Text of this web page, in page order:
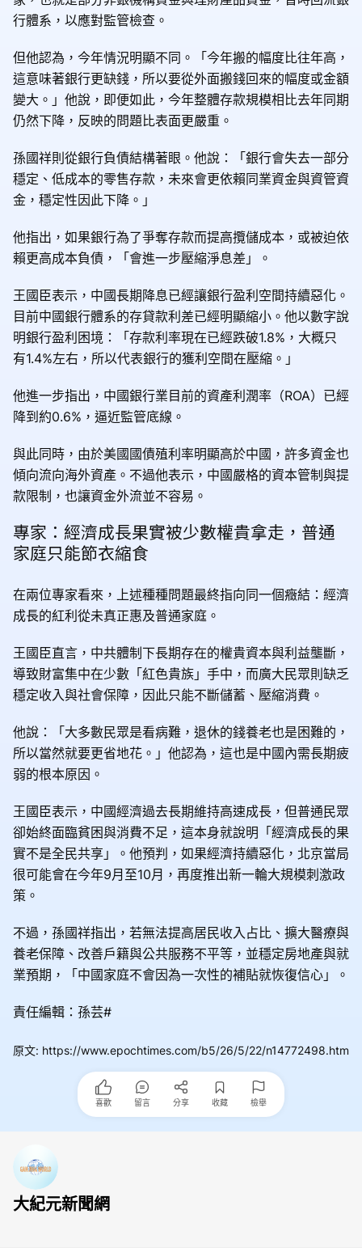
行體系，以應對監管檢查。
但他認為，今年情況明顯不同。「今年搬的幅度比往年高，
這意味著銀行更缺錢，所以要從外面搬錢回來的幅度或金額
變大。」他說，即便如此，今年整體存款規模相比去年同期
仍然下降，反映的問題比表面更嚴重。
孫國祥則從銀行負債結構著眼。他說：「銀行會失去一部分
穩定、低成本的零售存款，未來會更依賴同業資金與資管資
金，穩定性因此下降。」
他指出，如果銀行為了爭奪存款而提高攬儲成本，或被迫依
賴更高成本負債，「會進一步壓縮淨息差」。
王國臣表示，中國長期降息已經讓銀行盈利空間持續惡化。
目前中國銀行體系的存貸款利差已經明顯縮小。他以數字說
明銀行盈利困境：「存款利率現在已經跌破1.8%，大概只
有1.4%左右，所以代表銀行的獲利空間在壓縮。」
他進一步指出，中國銀行業目前的資產利潤率（ROA）已經
降到約0.6%，逼近監管底線。
與此同時，由於美國國債殖利率明顯高於中國，許多資金也
傾向流向海外資產。不過他表示，中國嚴格的資本管制與提
款限制，也讓資金外流並不容易。
專家：經濟成長果實被少數權貴拿走，普通
家庭只能節衣縮食
在兩位專家看來，上述種種問題最終指向同一個癥結：經濟
成長的紅利從未真正惠及普通家庭。
王國臣直言，中共體制下長期存在的權貴資本與利益壟斷，
導致財富集中在少數「紅色貴族」手中，而廣大民眾則缺乏
穩定收入與社會保障，因此只能不斷儲蓄、壓縮消費。
他說：「大多數民眾是看病難，退休的錢養老也是困難的，
所以當然就要更省地花。」他認為，這也是中國內需長期疲
弱的根本原因。
王國臣表示，中國經濟過去長期維持高速成長，但普通民眾
卻始終面臨貧困與消費不足，這本身就說明「經濟成長的果
實不是全民共享」。他預判，如果經濟持續惡化，北京當局
很可能會在今年9月至10月，再度推出新一輪大規模刺激政
策。
不過，孫國祥指出，若無法提高居民收入占比、擴大醫療與
養老保障、改善戶籍與公共服務不平等，並穩定房地產與就
業預期，「中國家庭不會因為一次性的補貼就恢復信心」。
責任編輯：孫芸#
原文: https://www.epochtimes.com/b5/26/5/22/n14772498.htm
喜歡 留言 分享 收藏 檢舉
大紀元新聞網